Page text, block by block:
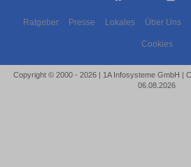
Ratgeber Presse Lokales Über Uns
Cookies
Copyright © 2000 - 2026 | 1A Infosysteme GmbH |
06.08.2026